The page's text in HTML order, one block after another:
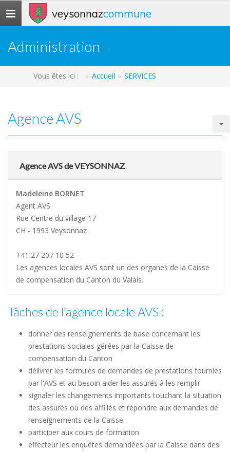
Toggle
navigation
veysonnazcommune
Administration
Vous êtes ici : Accueil SERVICES
Agence AVS
Agence AVS de VEYSONNAZ
Madeleine BORNET
Agent AVS
Rue Centre du village 17
CH - 1993 Veysonnaz
+41 27 207 10 52
Les agences locales AVS sont un des organes de la Caisse
de compensation du Canton du Valais.
Tâches de l'agence locale AVS :
donner des renseignements de base concernant les
prestations sociales gérées par la Caisse de
compensation du Canton
délivrer les formules de demandes de prestations fournies
par l'AVS et au besoin aider les assurés à les remplir
signaler les changements importants touchant la situation
des assurés ou des affiliés et répondre aux demandes de
renseignements de la Caisse
participer aux cours de formation
effecteur les enquêtes demandées par la Caisse dans des